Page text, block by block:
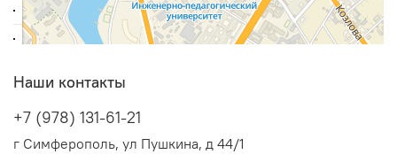
Наши контакты
+7 (978) 131-61-21
г Симферополь, ул Пушкина, д 44/1